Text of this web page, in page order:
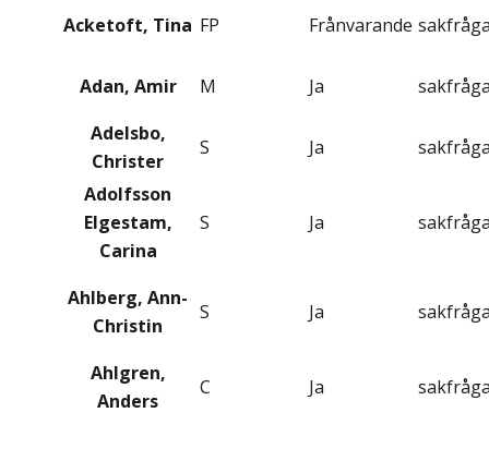
Acketoft, Tina FP Frånvarande
Adan, Amir M Ja
Adelsbo,
Christer
S Ja
Adolfsson
Elgestam,
Carina
S Ja
Ahlberg, Ann-
Christin
S Ja
Ahlgren,
Anders
C Ja